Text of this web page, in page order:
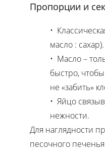
Пропорции и
масло : сахар).
Масло –
быстро,
не «забить»
Яйцо
нежности.
Для наглядности
песочного